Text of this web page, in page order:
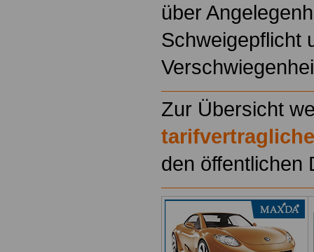
über
Schweigepflicht
Zur Übersicht
den öffentlichen